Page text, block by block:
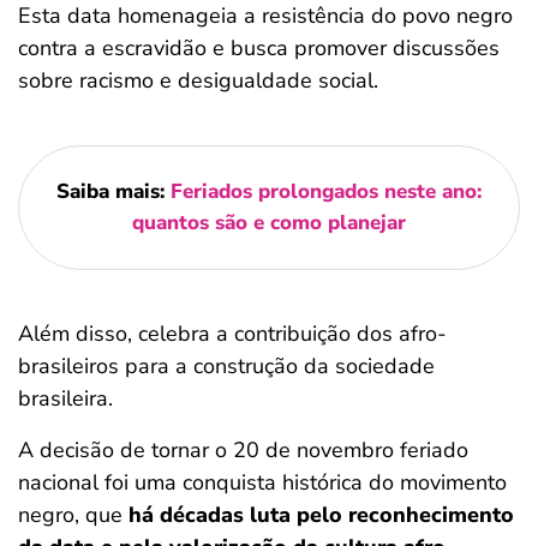
Esta data homenageia a resistência do povo negro
contra a escravidão e busca promover discussões
sobre racismo e desigualdade social.
Saiba mais: Feriados prolongados neste ano:
quantos são e como planejar
Além disso, celebra a contribuição dos afro-
brasileiros para a construção da sociedade
brasileira.
A decisão de tornar o 20 de novembro feriado
nacional foi uma conquista histórica do movimento
negro, que há décadas luta pelo reconhecimento